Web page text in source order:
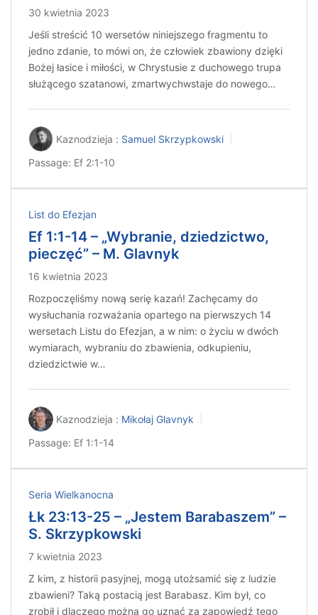
30 kwietnia 2023
Jeśli streścić 10 wersetów niniejszego fragmentu to
jedno zdanie, to mówi on, że człowiek zbawiony dzięki
Bożej łasice i miłości, w Chrystusie z duchowego trupa
służącego szatanowi, zmartwychwstaje do nowego…
Kaznodzieja : Samuel Skrzypkowski
Passage: Ef 2:1-10
List do Efezjan
Ef 1:1-14 – „Wybranie, dziedzictwo,
pieczęć” – M. Glavnyk
16 kwietnia 2023
Rozpoczęliśmy nową serię kazań! Zachęcamy do
wysłuchania rozważania opartego na pierwszych 14
wersetach Listu do Efezjan, a w nim: o życiu w dwóch
wymiarach, wybraniu do zbawienia, odkupieniu,
dziedzictwie w…
Kaznodzieja : Mikołaj Glavnyk
Passage: Ef 1:1-14
Seria Wielkanocna
Łk 23:13-25 – „Jestem Barabaszem” –
S. Skrzypkowski
7 kwietnia 2023
Z kim, z historii pasyjnej, mogą utożsamić się z ludzie
zbawieni? Taką postacią jest Barabasz. Kim był, co
zrobił i dlaczego można go uznać za zapowiedź tego